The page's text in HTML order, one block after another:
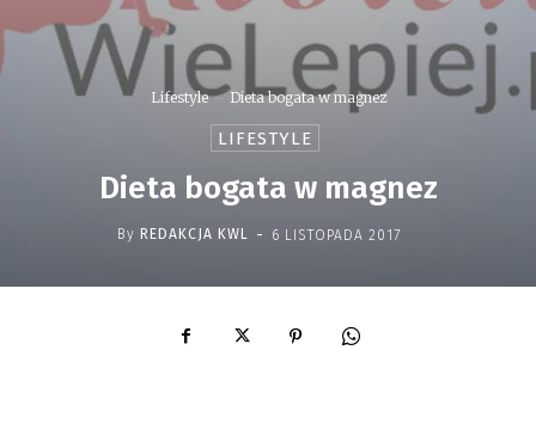
Lifestyle Dieta bogata w magnez
LIFESTYLE
Dieta bogata w magnez
By REDAKCJA KWL - 6 LISTOPADA 2017